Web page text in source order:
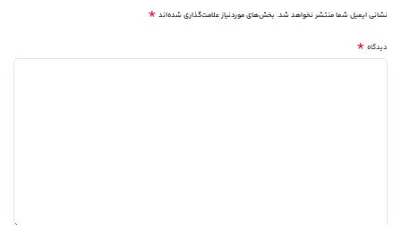
نشانی ایمیل شما منتشر نخواهد شد.بخش‌های موردنیاز علامت‌گذاری شده‌اند *
دیدگاه *